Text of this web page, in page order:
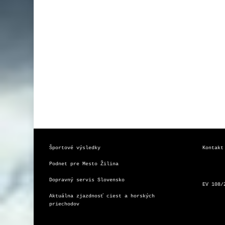
Športové výsledky
Podnet pre Mesto Žilina
Dopravný servis Slovensko
Aktuálna zjazdnosť ciest a horských
priechodov
EV 108/